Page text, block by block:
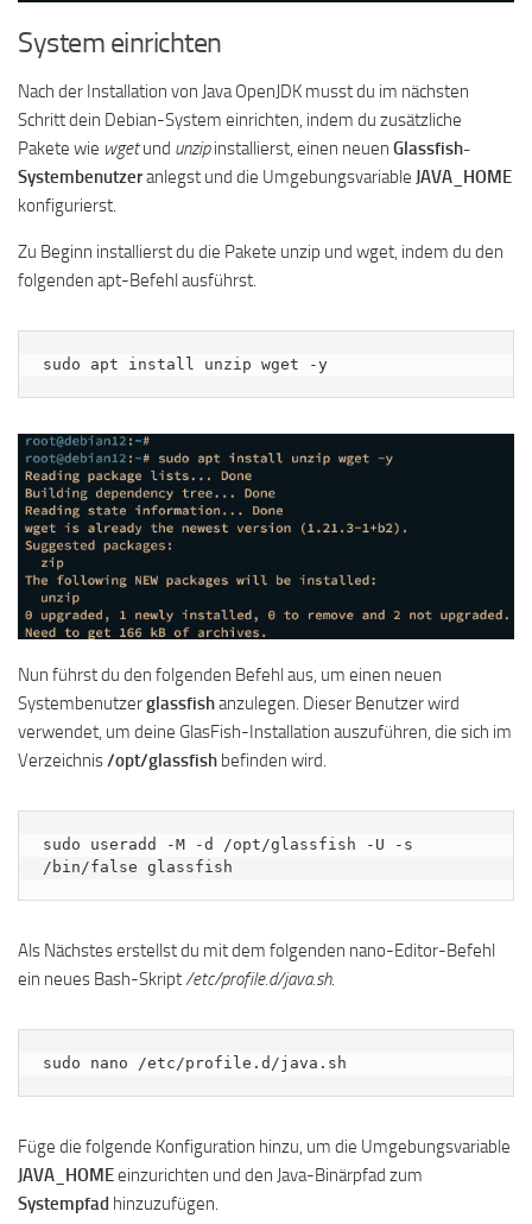
System einrichten
Nach der Installation von Java OpenJDK musst du im nächsten
Schritt dein Debian-System einrichten, indem du zusätzliche
Pakete wie wgetund unzipinstallierst, einen neuen Glassfish-
Systembenutzeranlegst und die Umgebungsvariable JAVA_HOME
konfigurierst.
Zu Beginn installierst du die Pakete unzip und wget, indem du den
folgenden apt-Befehl ausführst.
sudo apt install unzip wget -y
Nun führst du den folgenden Befehl aus, um einen neuen
Systembenutzerglassfishanzulegen. Dieser Benutzer wird
verwendet, um deine GlasFish-Installation auszuführen, die sich im
Verzeichnis/opt/glassfish befinden wird.
sudo useradd -M -d /opt/glassfish -U -s
/bin/false glassfish
Als Nächstes erstellst du mit dem folgenden nano-Editor-Befehl
ein neues Bash-Skript/etc/profile.d/java.sh.
sudo nano /etc/profile.d/java.sh
Füge die folgende Konfiguration hinzu, um die Umgebungsvariable
JAVA_HOMEeinzurichten und den Java-Binärpfad zum
Systempfad hinzuzufügen.